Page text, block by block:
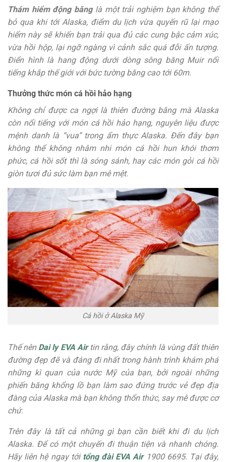
Thám hiểm động bănglà một trải nghiệm bạn không thể
bỏ qua khi tới Alaska, điểm du lịch vừa quyến rũ lại mạo
hiểm này sẽ khiến bạn trải qua đủ các cung bậc cảm xúc,
vừa hồi hộp, lại ngỡ ngàng vì cảnh sắc quá đỗi ấn tượng.
Điển hình là hang động dưới dòng sông băng Muir nổi
tiếng khắp thế giới với bức tường băng cao tới 60m.
Thưởng thức món cá hồi hảo hạng
Không chỉ được ca ngợi là thiên đường băng mà Alaska
còn nổi tiếng với món cá hồi hảo hạng, nguyên liệu được
mệnh danh là “vua” trong ẩm thực Alaska. Đến đây bạn
không thể không nhâm nhi món cá hồi hun khói thơm
phức, cá hồi sốt thì là sóng sánh, hay các món gỏi cá hồi
giòn tươi đủ sức làm bạn mê mệt.
Cá hồi ở Alaska Mỹ
Thế nên Dai ly EVA Airtin rằng, đây chính là vùng đất thiên
đường đẹp đẽ và đáng đi nhất trong hành trình khám phá
những kì quan của nước Mỹ của bạn, bởi ngoài những
phiến băng khổng lồ bạn làm sao đứng trước vẻ đẹp địa
đàng của Alaska mà bạn không thổn thức, say mê được cơ
chứ.
Trên đây là tất cả những gì bạn cần biết khi đi du lịch
Alaska. Để có một chuyến đi thuận tiện và nhanh chóng.
Hãy liên hệ ngay tới tổng đài EVA Air1900 6695. Tại đây,